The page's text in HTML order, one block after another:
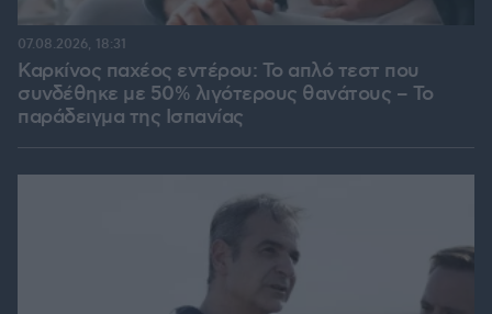
Καρκίνος παχέος εντέρου: Το απλό τεστ που
συνδέθηκε με 50% λιγότερους θανάτους – Το
παράδειγμα της Ισπανίας
07.08.2026, 18:31